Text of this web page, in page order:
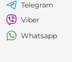
Telegram
Viber
Whatsapp